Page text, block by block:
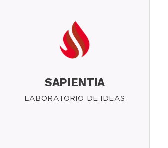
SAPIENTIA
LABORATORIO DE IDEAS